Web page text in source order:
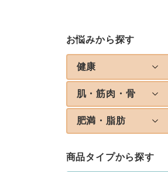
お悩みから探す
健康
肌・筋肉・骨
肥満・脂肪
商品タイプから探す